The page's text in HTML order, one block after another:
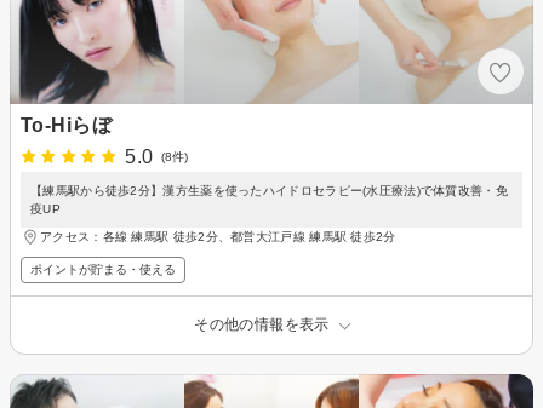
To-Hiらぼ
5.0
(8件)
【練馬駅から徒歩2分】漢方生薬を使ったハイドロセラピー(水圧療法)で体質改善・免
疫UP
アクセス：各線 練馬駅 徒歩2分、都営大江戸線 練馬駅 徒歩2分
ポイントが貯まる・使える
その他の情報を表示